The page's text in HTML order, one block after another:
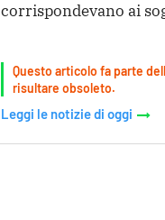
corrispondevano ai
Questo articolo fa parte
risultare obsoleto.
Leggi le notizie di oggi